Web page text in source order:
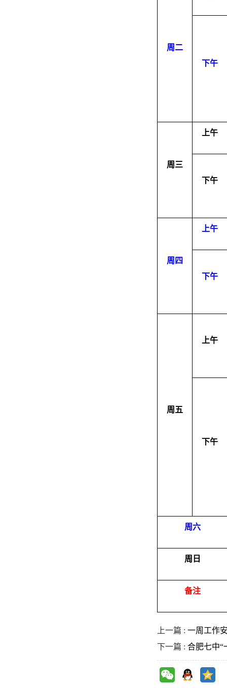
周二
下午
周三
上午
下午
周四
上午
下午
周五
上午
下午
周六
周日
备注
上一篇 : 一周工作
下一篇 : 合肥七中“